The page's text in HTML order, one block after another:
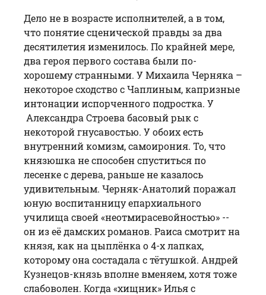
Дело не в возрасте исполнителей, а в том,
что понятие сценической правды за два
десятилетия изменилось. По крайней мере,
два героя первого состава были по-
хорошему странными. У Михаила Черняка –
некоторое сходство с Чаплиным, капризные
интонации испорченного подростка. У
Александра Строева басовый рык с
некоторой гнусавостью. У обоих есть
внутренний комизм, самоирония. То, что
князюшка не способен спуститься по
лесенке с дерева, раньше не казалось
удивительным. Черняк-Анатолий поражал
юную воспитанницу епархиального
училища своей «неотмирасевойностью» --
он из её дамских романов. Раиса смотрит на
князя, как на цыплёнка о 4-х лапках,
которому она состадала с тётушкой. Андрей
Кузнецов-князь вполне вменяем, хотя тоже
слабоволен. Когда «хищник» Илья с